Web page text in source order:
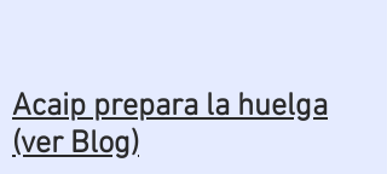
Acaip prepara la huelga
(ver Blog)